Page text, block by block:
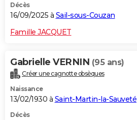
Décès
16/09/2025 à Sail-sous-Couzan
Famille JACQUET
Gabrielle VERNIN (95 ans)
Créer une cagnotte obsèques
Naissance
13/02/1930 à Saint-Martin-la-Sauveté
Décès